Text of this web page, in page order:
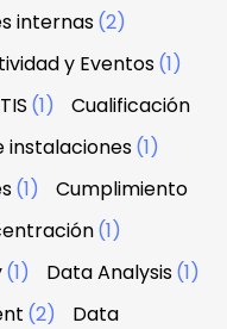
internas(2)
y Eventos(1)
(1)
Cualificación
instalaciones(1)
(1)
Cumplimiento
(1)
(1) Data Analysis(1)
(2)
Data